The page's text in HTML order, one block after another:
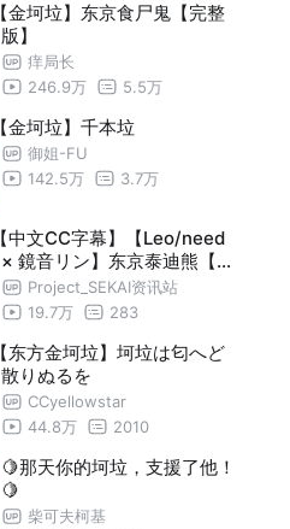
【金坷垃】东京食尸鬼【完整
版】
痒局长
246.9万
5.5万
【金坷垃】千本垃
御姐-FU
142.5万
3.7万
【中文CC字幕】【Leo/need
× 鏡音リン】东京泰迪熊【2D
MV／『世界计划 多彩舞台』
收录曲】
Project_SEKAI资讯站
19.7万
283
【东方金坷垃】坷垃は匂へど
散りぬるを
CCyellowstar
44.8万
2010
🍋那天你的坷垃，支援了他！
🍋
柴可夫柯基